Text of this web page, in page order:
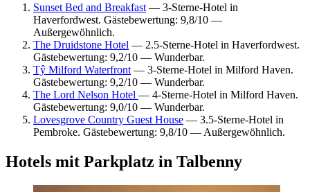
Sunset Bed and Breakfast — 3-Sterne-Hotel in
Haverfordwest. Gästebewertung: 9,8/10 —
Außergewöhnlich.
The Druidstone Hotel — 2.5-Sterne-Hotel in Haverfordwest.
Gästebewertung: 9,2/10 — Wunderbar.
Tŷ Milford Waterfront — 3-Sterne-Hotel in Milford Haven.
Gästebewertung: 9,2/10 — Wunderbar.
The Lord Nelson Hotel — 4-Sterne-Hotel in Milford Haven.
Gästebewertung: 9,0/10 — Wunderbar.
Lovesgrove Country Guest House — 3.5-Sterne-Hotel in
Pembroke. Gästebewertung: 9,8/10 — Außergewöhnlich.
Hotels mit Parkplatz in Talbenny